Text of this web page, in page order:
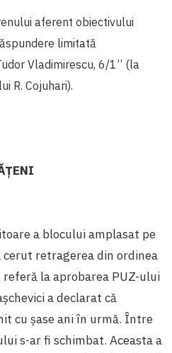
aferent obiectivului
limitată
Vladimirescu, 6/1’’ (la
R. Cojuhari).
a blocului amplasat pe
cerut retragerea din ordinea
la aprobarea PUZ-ului
a declarat că
cu șase ani în urmă. Între
s-ar fi schimbat. Aceasta a